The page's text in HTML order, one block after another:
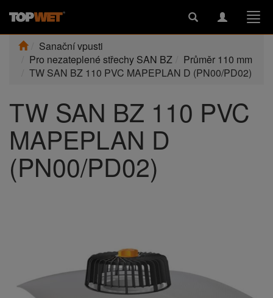
Toggle
Toggle
Sanační vpusti
Pro nezateplené střechy SAN BZ
Průměr 110 mm
TW SAN BZ 110 PVC MAPEPLAN D (PN00/PD02)
TW SAN BZ 110 PVC
MAPEPLAN D
(PN00/PD02)